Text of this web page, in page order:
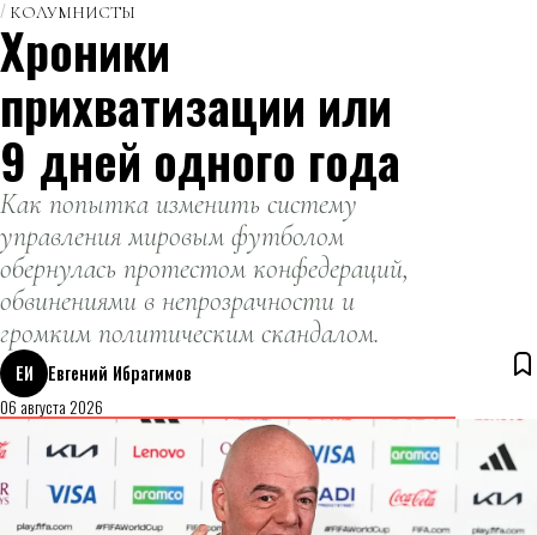
КОЛУМНИСТЫ
Хроники
прихватизации или
9 дней одного года
Как попытка изменить систему
управления мировым футболом
обернулась протестом конфедераций,
обвинениями в непрозрачности и
громким политическим скандалом.
ЕИ
Евгений Ибрагимов
06 августа 2026